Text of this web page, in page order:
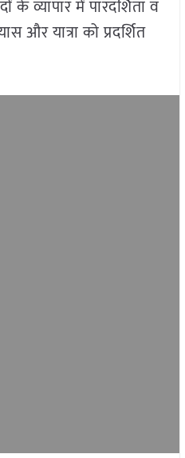
व्यापार में पारदर्शिता व
और यात्रा को प्रदर्शित